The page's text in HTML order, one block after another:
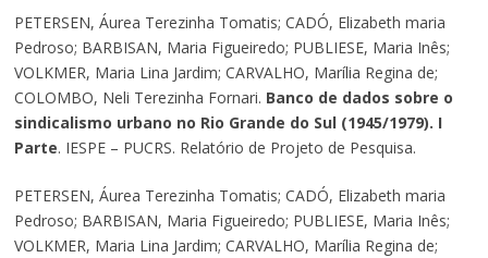
PETERSEN, Áurea Terezinha Tomatis; CADÓ, Elizabeth maria
Pedroso; BARBISAN, Maria Figueiredo; PUBLIESE, Maria Inês;
VOLKMER, Maria Lina Jardim; CARVALHO, Marília Regina de;
COLOMBO, Neli Terezinha Fornari. Banco de dados sobre o
sindicalismo urbano no Rio Grande do Sul (1945/1979). I
Parte. IESPE – PUCRS. Relatório de Projeto de Pesquisa.
PETERSEN, Áurea Terezinha Tomatis; CADÓ, Elizabeth maria
Pedroso; BARBISAN, Maria Figueiredo; PUBLIESE, Maria Inês;
VOLKMER, Maria Lina Jardim; CARVALHO, Marília Regina de;